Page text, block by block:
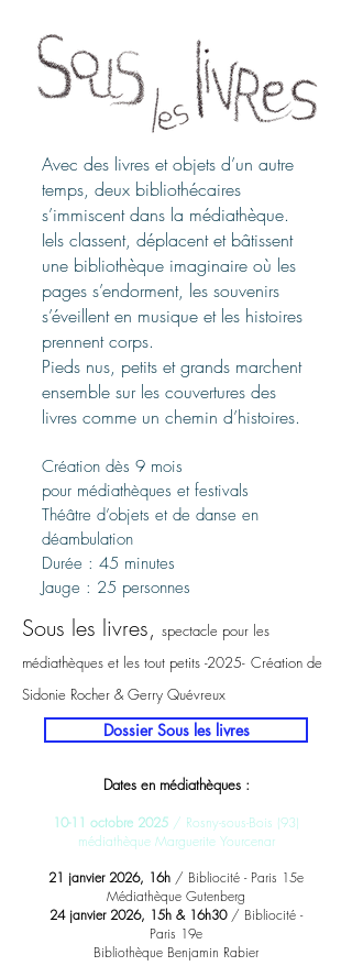
Avec des livres et objets d’un autre
temps, deux bibliothécaires
s’immiscent dans la médiathèque.
Iels classent, déplacent et bâtissent
une bibliothèque imaginaire où les
pages s’endorment, les souvenirs
s’éveillent en musique et les histoires
prennent corps.
Pieds nus, petits et grands marchent
ensemble sur les couvertures des
livres comme un chemin d’histoires.
Création dès 9 mois
pour médiathèques et festivals
Théâtre d’objets et de danse en
déambulation
Durée : 45 minutes
Jauge : 25 personnes
Sous les livres, spectacle pour les
médiathèques et les tout petits -2025- Création de
Sidonie Rocher & Gerry Quévreux
Dossier Sous les livres
Dates en médiathèques :
10-11 octobre 2025 / Rosny-sous-Bois (93)
médiathèque Marguerite Yourcenar
21 janvier 2026, 16h / Bibliocité - Paris 15e
Médiathèque Gutenberg
24 janvier 2026, 15h & 16h30/ Bibliocité -
Paris 19e
Bibliothèque Benjamin Rabier